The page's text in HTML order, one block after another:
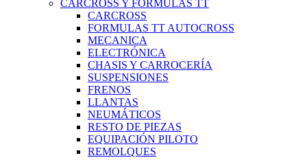
CARCROSS Y FÓRMULAS TT
CARCROSS
FORMULAS TT AUTOCROSS
MECANICA
ELECTRÓNICA
CHASIS Y CARROCERÍA
SUSPENSIONES
FRENOS
LLANTAS
NEUMÁTICOS
RESTO DE PIEZAS
EQUIPACIÓN PILOTO
REMOLQUES